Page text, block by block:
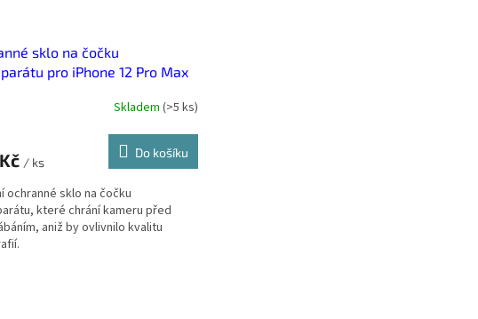
sklo na čočku
pro iPhone 12 Pro Max
Skladem (>5 ks)
/ ks
Do košíku
ochranné sklo na čočku
které chrání kameru před
aniž by ovlivnilo kvalitu